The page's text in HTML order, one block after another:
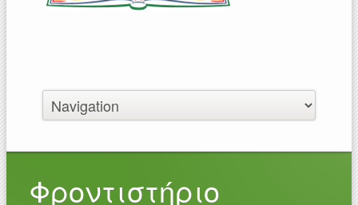
Φροντιστήριο